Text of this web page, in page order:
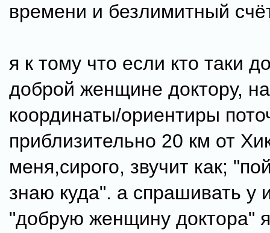
времени и безлимитный
я к тому что если кто таки
доброй женщине доктору,
координаты/ориентиры
приблизительно 20 км от
меня,сирого, звучит как;
знаю куда". а спрашивать у
"добрую женщину доктора"